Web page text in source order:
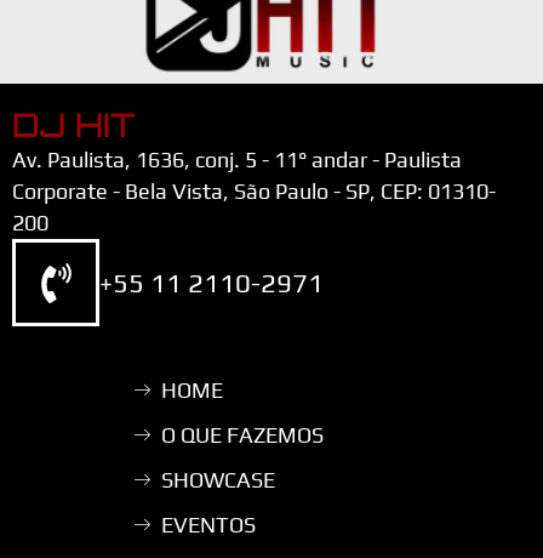
DJ HIT
Av. Paulista, 1636, conj. 5 - 11° andar - Paulista
Corporate - Bela Vista, São Paulo - SP, CEP: 01310-
200
+55 11 2110-2971
HOME
O QUE FAZEMOS
SHOWCASE
EVENTOS